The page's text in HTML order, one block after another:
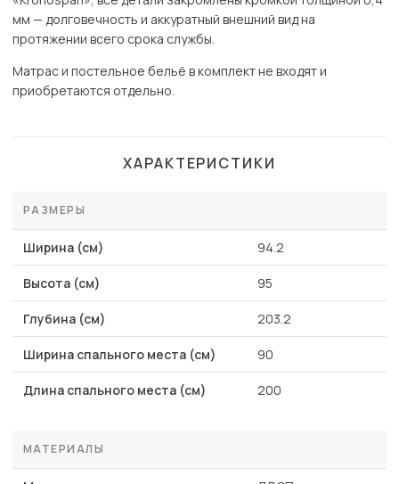
мм — долговечность и аккуратный внешний вид на
протяжении всего срока службы.
Матрас и постельное бельё в комплект не входят и
приобретаются отдельно.
ХАРАКТЕРИСТИКИ
РАЗМЕРЫ
Ширина (см) 94.2
Высота (см) 95
Глубина (см) 203.2
Ширина спального места (см) 90
Длина спального места (см) 200
МАТЕРИАЛЫ